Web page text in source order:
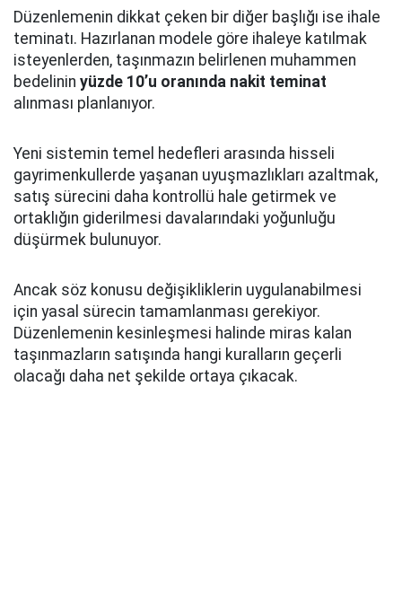
Düzenlemenin dikkat çeken bir diğer başlığı ise ihale
teminatı. Hazırlanan modele göre ihaleye katılmak
isteyenlerden, taşınmazın belirlenen muhammen
bedelinin yüzde 10’u oranında nakit teminat
alınması planlanıyor.
Yeni sistemin temel hedefleri arasında hisseli
gayrimenkullerde yaşanan uyuşmazlıkları azaltmak,
satış sürecini daha kontrollü hale getirmek ve
ortaklığın giderilmesi davalarındaki yoğunluğu
düşürmek bulunuyor.
Ancak söz konusu değişikliklerin uygulanabilmesi
için yasal sürecin tamamlanması gerekiyor.
Düzenlemenin kesinleşmesi halinde miras kalan
taşınmazların satışında hangi kuralların geçerli
olacağı daha net şekilde ortaya çıkacak.